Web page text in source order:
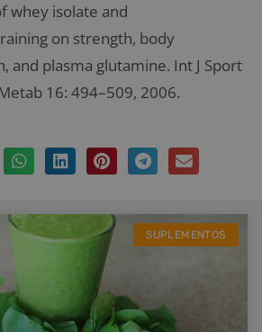
whey isolate and
on strength, body
and plasma glutamine. Int J Sport
16: 494–509, 2006.
SUPLEMENTOS